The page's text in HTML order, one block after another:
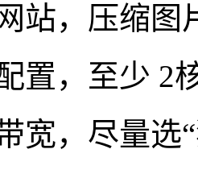
，压缩图
，至少 2核
，尽量选“